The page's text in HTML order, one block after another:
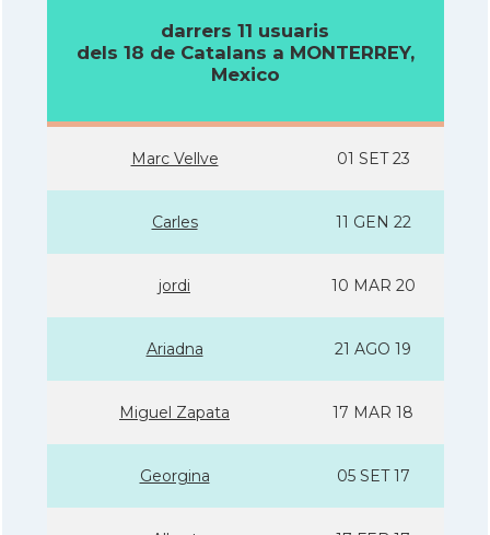
darrers 11 usuaris
dels 18 de Catalans a MONTERREY,
Mexico
Marc Vellve 01 SET 23
Carles 11 GEN 22
jordi 10 MAR 20
Ariadna 21 AGO 19
Miguel Zapata 17 MAR 18
Georgina 05 SET 17